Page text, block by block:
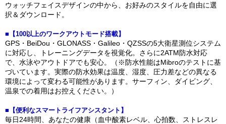
ウォッチフェイスデザインの中から、お好みのスタイルを自由に選
択＆ダウンロード。
■【100以上のワークアウトモード搭載】
GPS・BeiDou・GLONASS・Galileo・QZSSの5大衛星測位システム
に対応し、トレーニングデータを視覚化。さらに2ATM防水対応
で、水泳やアウトドアでも安心。（※防水性能はMibroのテストに基
づいています。実際の防水効果は温度、湿度、圧力差などの異なる
環境によって変わる可能性があります。サーフィン、ダイビング、
温泉での着用はお控えください。）
■【便利なスマートライフアシスタント】
毎日24時間、あなたの健康（血中酸素レベル、心拍数、ストレスレ